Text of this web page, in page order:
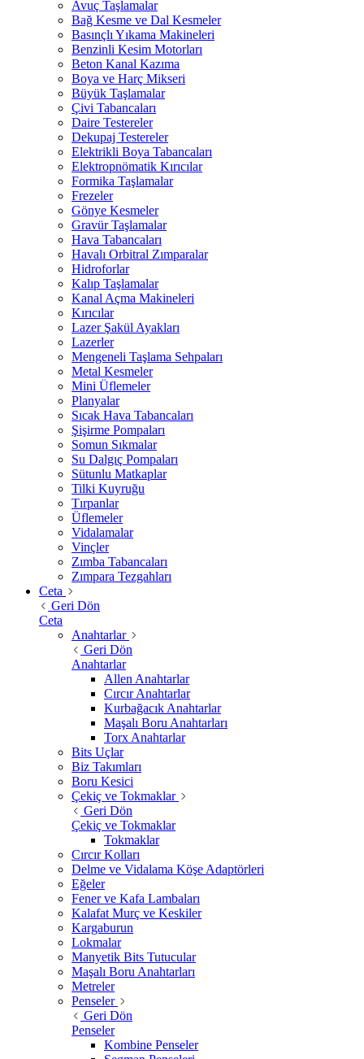
Avuç Taşlamalar
Bağ Kesme ve Dal Kesmeler
Basınçlı Yıkama Makineleri
Benzinli Kesim Motorları
Beton Kanal Kazıma
Boya ve Harç Mikseri
Büyük Taşlamalar
Çivi Tabancaları
Daire Testereler
Dekupaj Testereler
Elektrikli Boya Tabancaları
Elektropnömatik Kırıcılar
Formika Taşlamalar
Frezeler
Gönye Kesmeler
Gravür Taşlamalar
Hava Tabancaları
Havalı Orbitral Zımparalar
Hidroforlar
Kalıp Taşlamalar
Kanal Açma Makineleri
Kırıcılar
Lazer Şakül Ayakları
Lazerler
Mengeneli Taşlama Sehpaları
Metal Kesmeler
Mini Üflemeler
Planyalar
Sıcak Hava Tabancaları
Şişirme Pompaları
Somun Sıkmalar
Su Dalgıç Pompaları
Sütunlu Matkaplar
Tilki Kuyruğu
Tırpanlar
Üflemeler
Vidalamalar
Vinçler
Zımba Tabancaları
Zımpara Tezgahları
Ceta
Geri Dön
Ceta
Anahtarlar
Geri Dön
Anahtarlar
Allen Anahtarlar
Cırcır Anahtarlar
Kurbağacık Anahtarlar
Maşalı Boru Anahtarları
Torx Anahtarlar
Bits Uçlar
Biz Takımları
Boru Kesici
Çekiç ve Tokmaklar
Geri Dön
Çekiç ve Tokmaklar
Tokmaklar
Cırcır Kolları
Delme ve Vidalama Köşe Adaptörleri
Eğeler
Fener ve Kafa Lambaları
Kalafat Murç ve Keskiler
Kargaburun
Lokmalar
Manyetik Bits Tutucular
Maşalı Boru Anahtarları
Metreler
Penseler
Geri Dön
Penseler
Kombine Penseler